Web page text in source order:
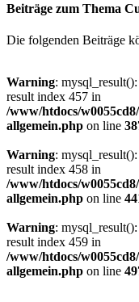
Beiträge zum Thema
Die folgenden Beiträge
Warning:
result index 457 in
/www/htdocs/
allgemein.php on line
Warning:
result index 458 in
/www/htdocs/
allgemein.php on line
Warning:
result index 459 in
/www/htdocs/
allgemein.php on line